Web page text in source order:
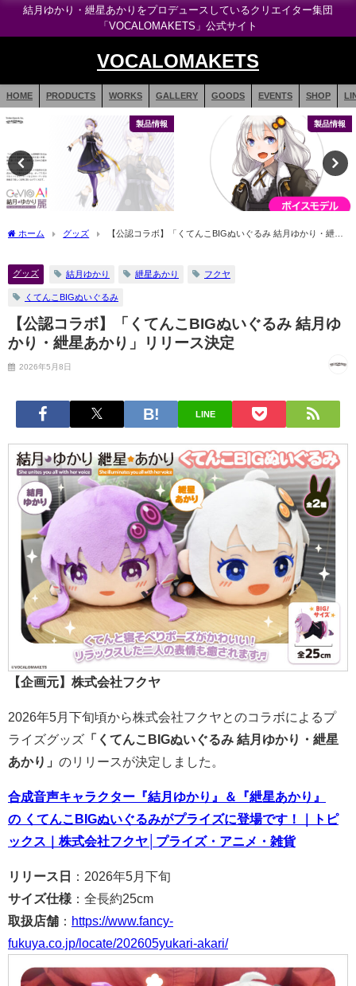
結月ゆかり・紲星あかりをプロデュースしているクリエイター集団
「VOCALOMAKETS」公式サイト
VOCALOMAKETS
HOME PRODUCTS WORKS GALLERY GOODS EVENTS SHOP
製品情報 製品情報
ホーム グッズ
【公認コラボ】「くてんこBIGぬいぐるみ 結月ゆかり・紲星
グッズ 結月ゆかり 紲星あかり フクヤ
くてんこBIGぬいぐるみ
【公認コラボ】「くてんこBIGぬいぐるみ 結月ゆ
かり・紲星あかり」リリース決定
2026年5月8日
LINE
【企画元】株式会社フクヤ
2026年5月下旬頃から株式会社フクヤとのコラボによるプ
ライズグッズ 「くてんこBIGぬいぐるみ 結月ゆかり・紲星
あかり」 のリリースが決定しました。
合成音声キャラクター『結月ゆかり』＆『紲星あかり』
の くてんこBIGぬいぐるみがプライズに登場です！｜トピ
ックス｜株式会社フクヤ│プライズ・アニメ・雑貨
リリース日
：2026年5月下旬
サイズ仕様 ：全長約25cm
取扱店舗 ： https://www.fancy-
fukuya.co.jp/locate/202605yukari-akari/